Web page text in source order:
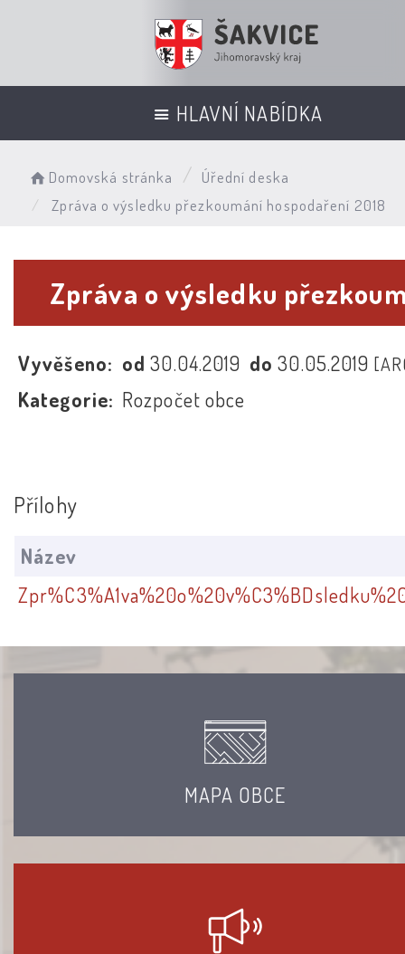
HLAVNÍ NABÍDKA
Domovská stránka
Úřední deska
Zpráva o výsledku přezkoumání hospodaření 2018
Zpráva o výsledku
Vyvěšeno: od30.04.2019 do30.05.2019
Kategorie: Rozpočet obce
Přílohy
Název
MAPA OBCE